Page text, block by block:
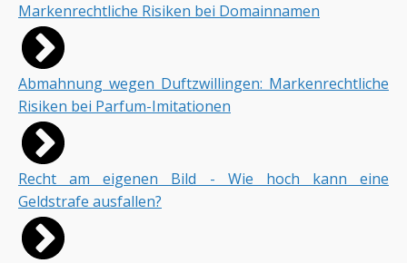
Markenrechtliche Risiken bei Domainnamen
Abmahnung wegen Duftzwillingen: Markenrechtliche
Risiken bei Parfum-Imitationen
Recht am eigenen Bild - Wie hoch kann eine
Geldstrafe ausfallen?